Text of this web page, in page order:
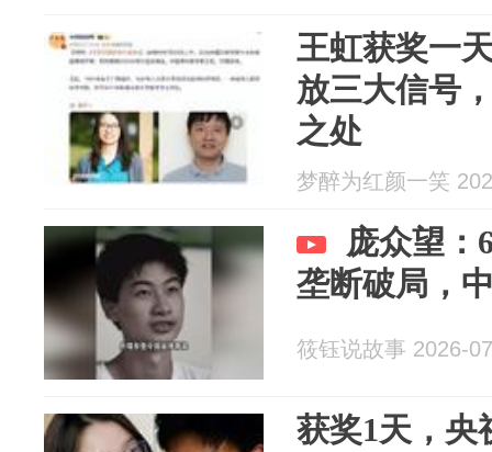
王虹获奖一
放三大信号
之处
梦醉为红颜一笑
庞众望：
垄断破局，
筱钰说故事 2026-
获奖1天，央